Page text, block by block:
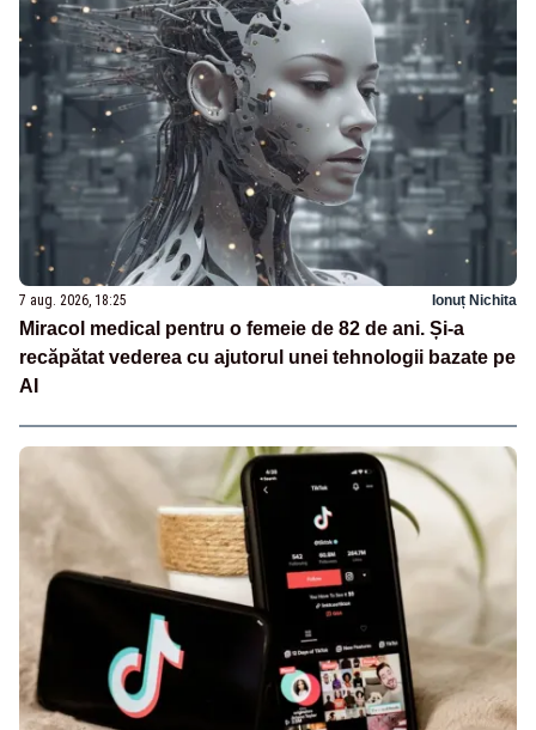
7 aug. 2026, 18:25 Ionuț Nichita
Miracol medical pentru o femeie de 82 de ani. Și-a
recăpătat vederea cu ajutorul unei tehnologii bazate pe
AI